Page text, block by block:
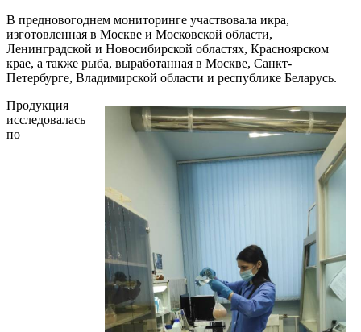
В предновогоднем мониторинге участвовала икра,
изготовленная в Москве и Московской области,
Ленинградской и Новосибирской областях, Красноярском
крае, а также рыба, выработанная в Москве, Санкт-
Петербурге, Владимирской области и республике Беларусь.
Продукция
исследовалась
по